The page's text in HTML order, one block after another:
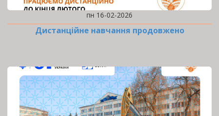
пн 16-02-2026
Дистанційне навчання продовжено